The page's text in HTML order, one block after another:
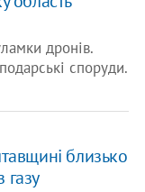
дронів.
споруди.
близько
газу